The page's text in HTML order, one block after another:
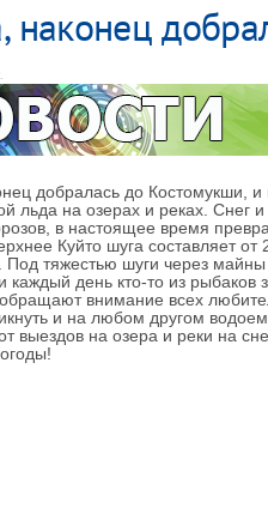
наконец
добралась до Костомукши,
льда на озерах и реках. Снег
в настоящее время
Куйто шуга составляет
Под тяжестью шуги через
каждый день кто-то из
внимание всех
и на любом другом
от выездов на озера и реки на